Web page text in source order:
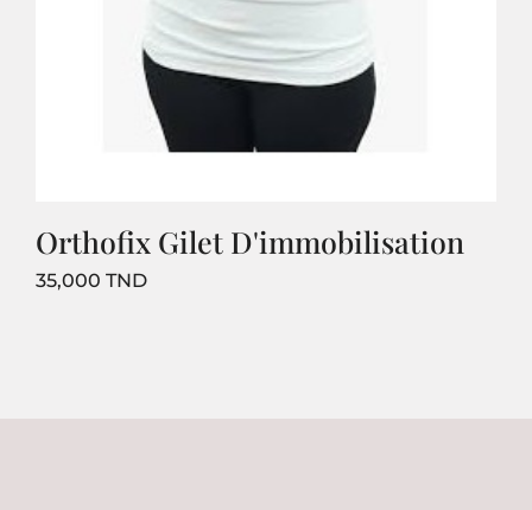
Orthofix Gilet D'immobilisation
35,000 TNDPrix